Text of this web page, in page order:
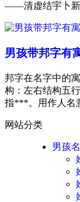
——清虚结宇卜新
男孩带邦字有
邦字在名字中的
构：左右结构五
指***。用作人名
网站分类
男孩